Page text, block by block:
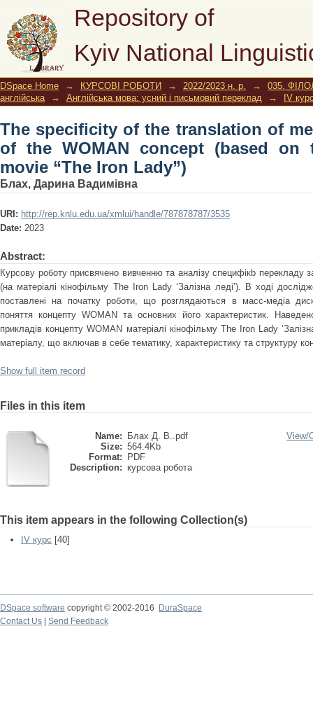
Repository of
Kyiv National
The specificity of the translation of
(based on the material of the movie
DSpace Home → КУРСОВІ РОБОТИ → 2022/2023 н. р. →
035.
англійська
→ Англійська мова: усний і письмовий переклад → IV
The specificity of the translation of
of the WOMAN concept (based on
movie “The Iron Lady”)
Блах, Дарина Вадимівна
URI: http://rep.knlu.edu.ua/xmlui/handle/787878787/3535
Date: 2023
Abstract:
Курсову роботу присвячено вивченню та аналізу cпецифікb перекладу
(на матеріалі кінофільму The Iron Lady ‘Залiзна ледi’). В ході
поставлені на початку роботи, що розглядаються в масс-медіа
поняття концепту WOMAN та основних його характеристик.
прикладів концепту WOMAN матеріалі кінофільму The Iron Lady
матеріалу, що включав в себе тематику, характеристику та структуру
Show full item record
Files in this item
Name:
Блах Д. В..pdf
Size: 564.4Kb
Format:
PDF
Description: курсова робота
View/
This item appears in the following Collection(s)
IV курс [40]
DSpace software copyright © 2002-2016
DuraSpace
Contact Us
Send Feedback